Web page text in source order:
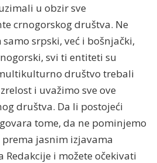
u obzir sve
crnogorskog društva. Ne
srpski, već i bošnjački,
svi ti entiteti su
društvo trebali
i uvažimo sve ove
društva. Da li postojeći
tome, da ne pominjemo
jasnim izjavama
Redakcije i možete očekivati